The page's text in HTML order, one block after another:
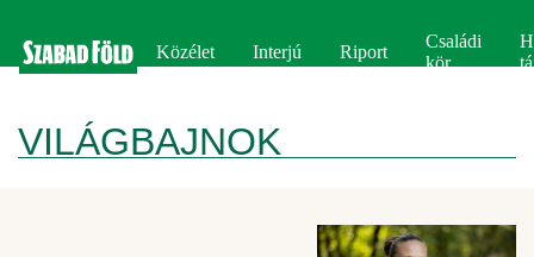
Közélet Interjú Riport
Családi
kör
VILÁGBAJNOK